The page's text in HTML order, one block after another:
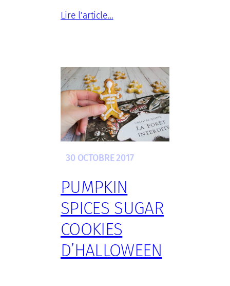
Lire l’article…
30 OCTOBRE 2017
PUMPKIN
SPICES SUGAR
COOKIES
D’HALLOWEEN